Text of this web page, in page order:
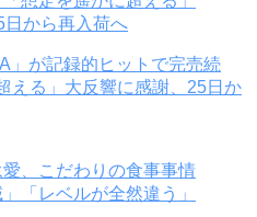
」が記録的ヒットで完売続
る」大反響に感謝、25日か